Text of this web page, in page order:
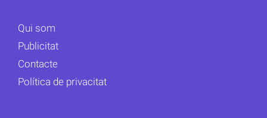
Qui som
Publicitat
Contacte
Política de privacitat